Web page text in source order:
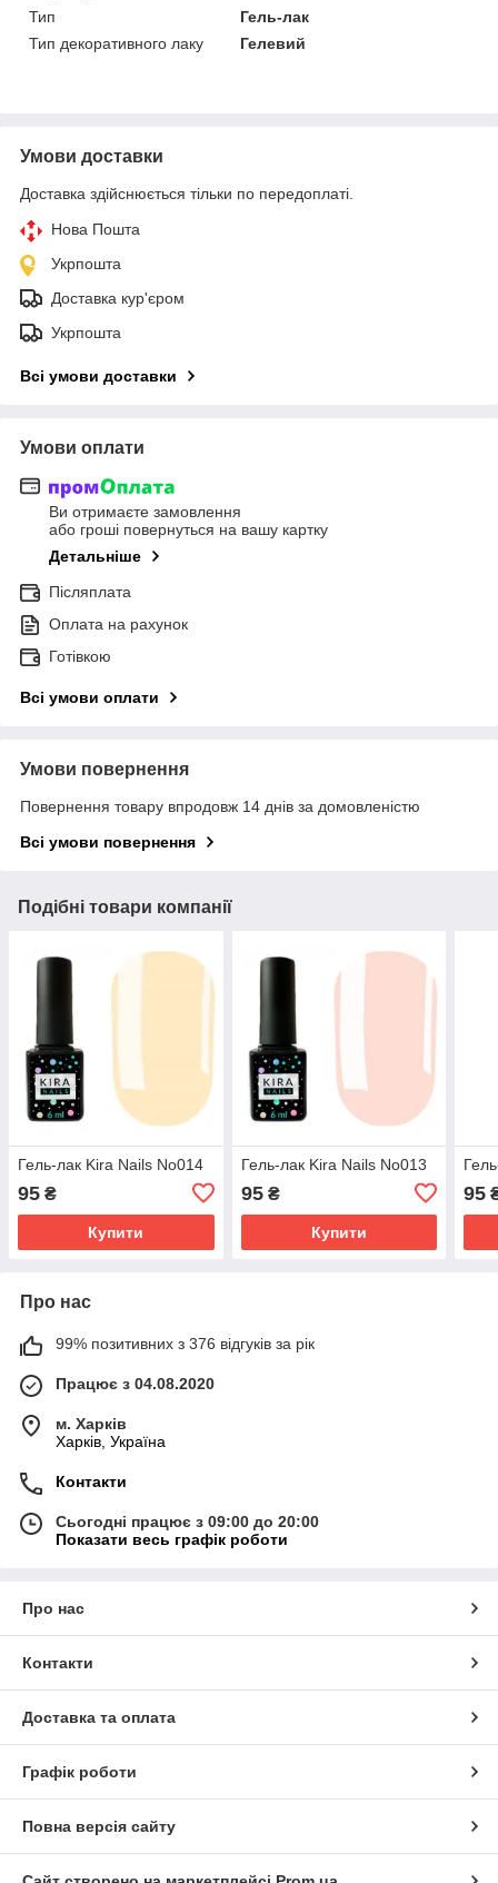
Тип
Гель-лак
Тип декоративного лаку
Гелевий
Умови доставки
Доставка здійснюється тільки по передоплаті.
Нова Пошта
Укрпошта
Доставка кур'єром
Укрпошта
Всі умови доставки
Умови оплати
Ви отримаєте замовлення
або гроші повернуться на вашу картку
Детальніше
Післяплата
Оплата на рахунок
Готівкою
Всі умови оплати
Умови повернення
Повернення товару впродовж 14 днів за домовленістю
Всі умови повернення
Подібні товари компанії
Гель-лак Kira Nails No014
95 ₴
Купити
Гель-лак Kira Nails No013
95₴
Купити
95
Про нас
99% позитивних з 376 відгуків за рік
Працює з 04.08.2020
м. Харків
Харків, Україна
Контакти
Сьогодні працює з 09:00 до 20:00
Показати весь графік роботи
Про нас
Контакти
Доставка та оплата
Графік роботи
Повна версія сайту